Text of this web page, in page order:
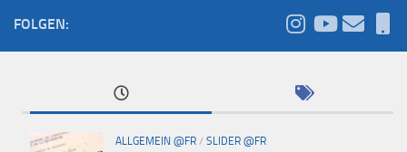
FOLGEN:
ALLGEMEIN @FR / SLIDER @FR